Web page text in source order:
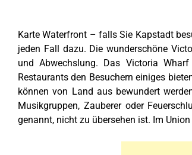
Karte Waterfront – falls Sie Kapstadt
jeden Fall dazu. Die wunderschöne
und Abwechslung. Das Victoria
Restaurants den Besuchern einiges
können von Land aus bewundert
Musikgruppen, Zauberer oder
genannt, nicht zu übersehen ist. Im